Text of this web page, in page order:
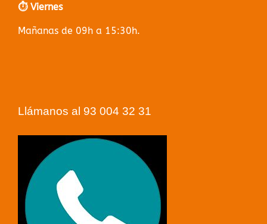
⏱️ Viernes
Mañanas de 09h a 15:30h.
Llámanos al 93 004 32 31